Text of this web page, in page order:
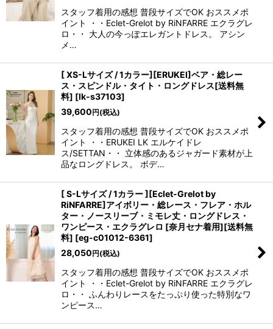
スタッフ着用の感想 普段サイズでOK おススメポ
イント ・・Eclet-Grelot by RiNFARRE エクラグレ
ロ・・ 大人の今っぽエレガントドレス。 アシン
メ…
[ XS-Lサイズ / 1カラー][ERUKEI]ベア・総レー
ス・スピンドル・タイト・ロングドレス[送料無
料] [lk-s37103]
39,600円(税込)
スタッフ着用の感想 普段サイズでOK おススメポ
イント ・・ERUKEI LK エルケイドレ
ス/SETTAN・・ 立体感のあるジャガード素材が上
品なロングドレス。 ボデ…
[ S-Lサイズ / 1カラー ][Eclet-Grelot by
RiNFARRE]アイボリー・総レース・フレア・ホル
ター・ノースリーブ・ミモレ丈・ロングドレス・
ワンピース・エクラグレロ [奈月セナ着用][送料無
料] [eg-c01012-6361]
28,050円(税込)
スタッフ着用の感想 普段サイズでOK おススメポ
イント ・・Eclet-Grelot by RiNFARRE エクラグレ
ロ・・ ふんわりレースをたっぷり使った特別なワ
ンピース…